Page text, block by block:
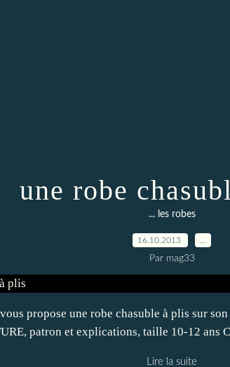
une robe
... les robes
16.10.2013
Par mag33
propose une robe chasuble à plis sur
patron et explications, taille 10-12 ans
Lire la suite